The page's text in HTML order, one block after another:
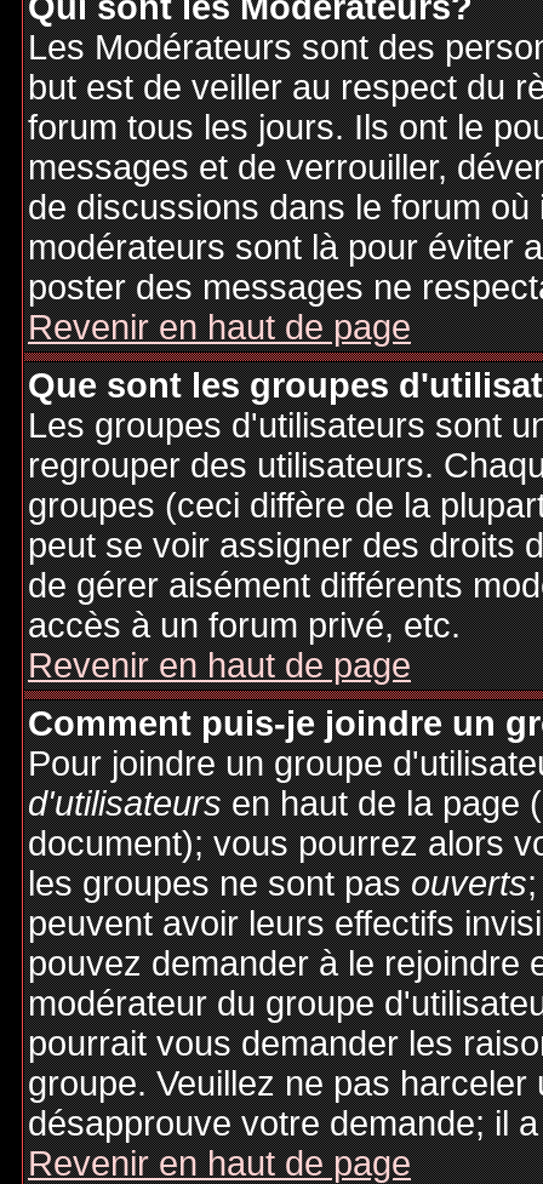
Les Modérateurs sont des
but est de veiller au respect du
forum tous les jours. Ils ont le
messages et de verrouiller,
de discussions dans le forum
modérateurs sont là pour éviter
poster des messages ne
Revenir en haut de page
Que sont les groupes
Les groupes d'utilisateurs sont
regrouper des utilisateurs.
groupes (ceci diffère de la
peut se voir assigner des droits
de gérer aisément différents
accès à un forum privé, etc.
Revenir en haut de page
Comment puis-je joindre un
Pour joindre un groupe
d'utilisateursen haut de la page
document); vous pourrez alors
les groupes ne sont pasouverts
peuvent avoir leurs effectifs
pouvez demander à le rejoindre
modérateur du groupe
pourrait vous demander les
groupe. Veuillez ne pas
désapprouve votre demande; il
Revenir en haut de page